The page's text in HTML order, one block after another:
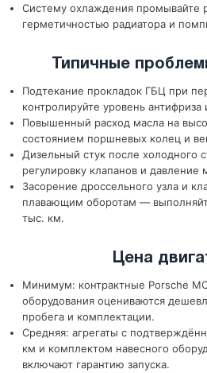
Систему охлаждения промывайте
герметичностью радиатора и
Типичные
Подтекание прокладок ГБЦ при
контролируйте уровень антифриза
Повышенный расход масла на
состоянием поршневых колец и
Дизельный стук после холодного
регулировку клапанов и давление
Засорение дроссельного узла и
плавающим оборотам —
тыс. км.
Цена
Минимум: контрактные Porsche
оборудования оцениваются
пробега и комплектации.
Средняя: агрегаты с
км и комплектом навесного
включают гарантию запуска.